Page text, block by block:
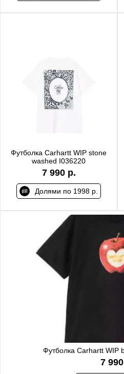
Футболка Carhartt WIP stone
washed I036220
7 990 р.
Долями по 1998 р.
Футболка Carhartt WIP
7